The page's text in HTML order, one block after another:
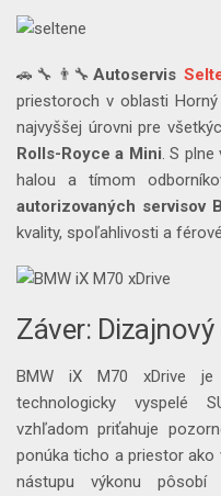
🚗🔧👨‍🔧 Autoservis
priestoroch v oblasti
najvyššej úrovni pre
Rolls-Royce a Mini. S
halou a tímom
autorizovaných servisov
kvality, spoľahlivosti a
Záver:
BMW iX M70 xDrive
technologicky vyspelé
vzhľadom priťahuje
ponúka ticho a priestor ako
nástupu výkonu pôsobí